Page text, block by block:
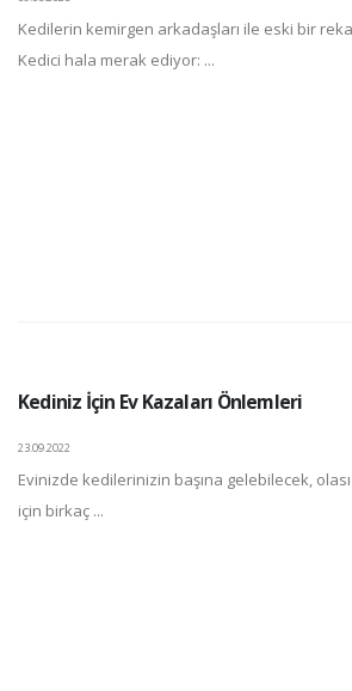
Kedilerin kemirgen arkadaşları ile eski bir
Kedici hala merak ediyor: ...
Kediniz İçin Ev Kazaları Önlemleri
23.09.2022
Evinizde kedilerinizin başına gelebilecek,
için birkaç ...